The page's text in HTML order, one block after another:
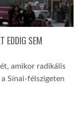
EDDIG SEM
amikor radikális
Sínai-félszigeten